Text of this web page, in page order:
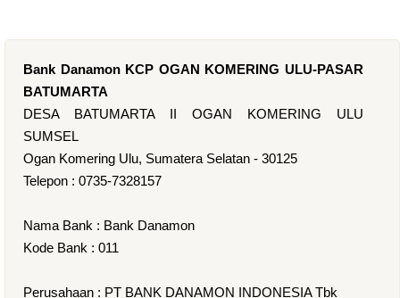
Bank Danamon KCP OGAN KOMERING ULU-PASAR
BATUMARTA
DESA BATUMARTA II OGAN KOMERING ULU
SUMSEL
Ogan Komering Ulu, Sumatera Selatan - 30125
Telepon : 0735-7328157
Nama Bank : Bank Danamon
Kode Bank : 011
Perusahaan : PT BANK DANAMON INDONESIA Tbk